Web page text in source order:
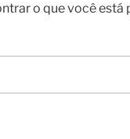
o que você está